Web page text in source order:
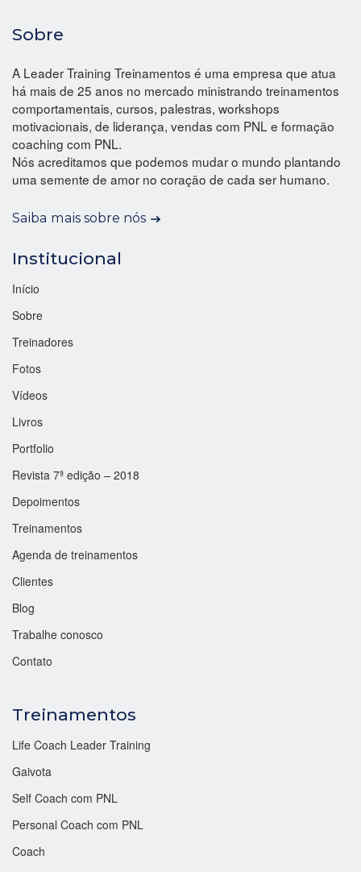
Sobre
A Leader Training Treinamentos é uma empresa que atua
há mais de 25 anos no mercado ministrando treinamentos
comportamentais, cursos, palestras, workshops
motivacionais, de liderança, vendas com PNL e formação
coaching com PNL.
Nós acreditamos que podemos mudar o mundo plantando
uma semente de amor no coração de cada ser humano.
Saiba mais sobre nós
Institucional
Início
Sobre
Treinadores
Fotos
Vídeos
Livros
Portfolio
Revista 7ª edição – 2018
Depoimentos
Treinamentos
Agenda de treinamentos
Clientes
Blog
Trabalhe conosco
Contato
Treinamentos
Life Coach Leader Training
Gaivota
Self Coach com PNL
Personal Coach com PNL
Coach